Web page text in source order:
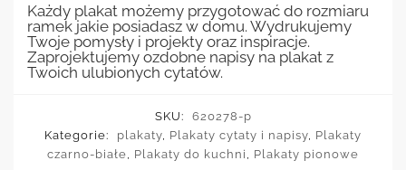
Każdy plakat możemy przygotować do rozmiaru
ramek jakie posiadasz w domu. Wydrukujemy
Twoje pomysły i projekty oraz inspiracje.
Zaprojektujemy ozdobne napisy na plakat z
Twoich ulubionych cytatów.
SKU:
620278-p
Kategorie:
plakaty, Plakaty cytaty i napisy, Plakaty
czarno-białe, Plakaty do kuchni , Plakaty pionowe